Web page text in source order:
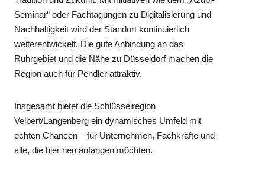
Seminar“ oder Fachtagungen zu Digitalisierung und
Nachhaltigkeit wird der Standort kontinuierlich
weiterentwickelt. Die gute Anbindung an das
Ruhrgebiet und die Nähe zu Düsseldorf machen die
Region auch für Pendler attraktiv.
Insgesamt bietet die Schlüsselregion
Velbert/Langenberg ein dynamisches Umfeld mit
echten Chancen – für Unternehmen, Fachkräfte und
alle, die hier neu anfangen möchten.